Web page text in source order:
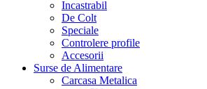
Incastrabil
De Colt
Speciale
Controlere profile
Accesorii
Surse de Alimentare
Carcasa Metalica